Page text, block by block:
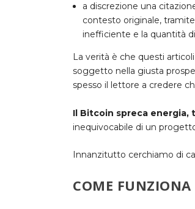
a discrezione una
contesto originale,
inefficiente e la quantità
La verità è che questi
soggetto nella giusta
spesso il lettore a credere
Il Bitcoin spreca energia,
inequivocabile di un
Innanzitutto cerchiamo di
COME